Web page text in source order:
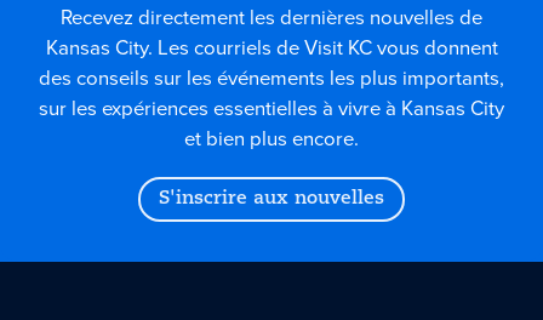
Recevez directement les dernières nouvelles de
Kansas City. Les courriels de Visit KC vous donnent
des conseils sur les événements les plus importants,
sur les expériences essentielles à vivre à Kansas City
et bien plus encore.
S'inscrire aux nouvelles